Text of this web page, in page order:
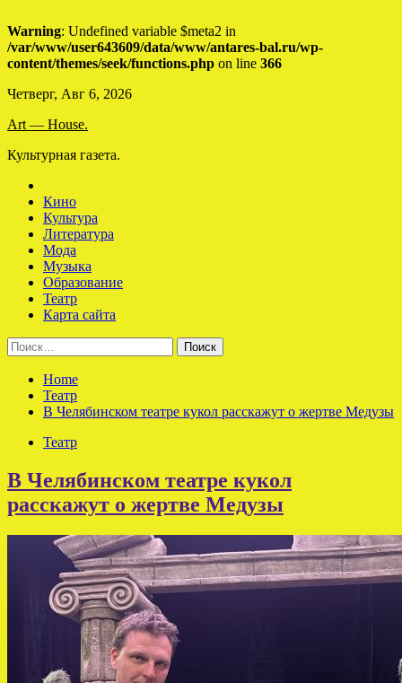
Warning: Undefined variable $meta2 in
/var/www/user643609/data/www/antares-bal.ru/wp-
content/themes/seek/functions.php on line 366
Skip
content
Четверг, Авг 6, 2026
Art — House.
Культурная газета.
Кино
Культура
Литература
Мода
Музыка
Образование
Театр
Карта сайта
Найти:
Home
Театр
В Челябинском театре кукол расскажут о жертве Медузы
Театр
В Челябинском театре кукол
расскажут о жертве Медузы